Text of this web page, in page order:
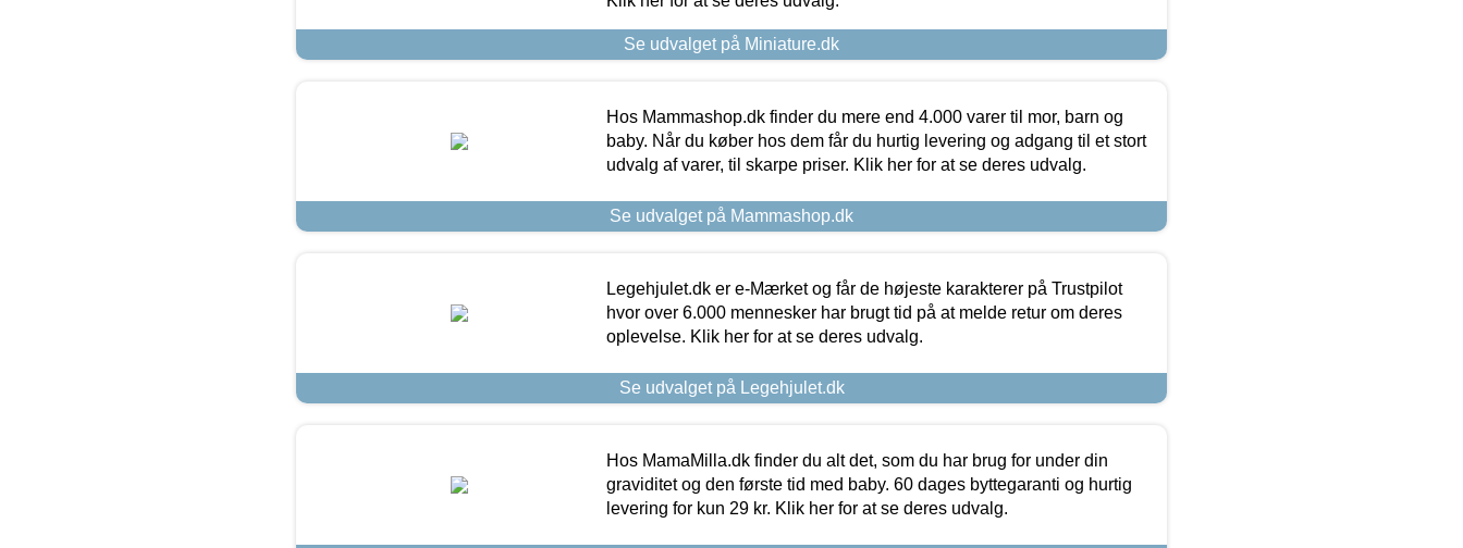
Se udvalget på Miniature.dk
Hos Mammashop.dk finder du mere end 4.000 varer til mor, barn og
baby. Når du køber hos dem får du hurtig levering og adgang til et stort
udvalg af varer, til skarpe priser. Klik her for at se deres udvalg.
Se udvalget på Mammashop.dk
Legehjulet.dk er e-Mærket og får de højeste karakterer på Trustpilot
hvor over 6.000 mennesker har brugt tid på at melde retur om deres
oplevelse. Klik her for at se deres udvalg.
Se udvalget på Legehjulet.dk
Hos MamaMilla.dk finder du alt det, som du har brug for under din
graviditet og den første tid med baby. 60 dages byttegaranti og hurtig
levering for kun 29 kr. Klik her for at se deres udvalg.